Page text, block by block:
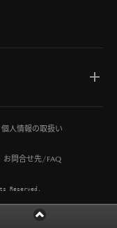
個人情報の取扱い
お問合せ先/FAQ
Reserved.